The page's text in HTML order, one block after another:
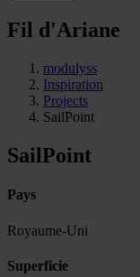
Fil d'Ariane
modulyss
Inspiration
Projects
SailPoint
SailPoint
Pays
Royaume-Uni
Superficie